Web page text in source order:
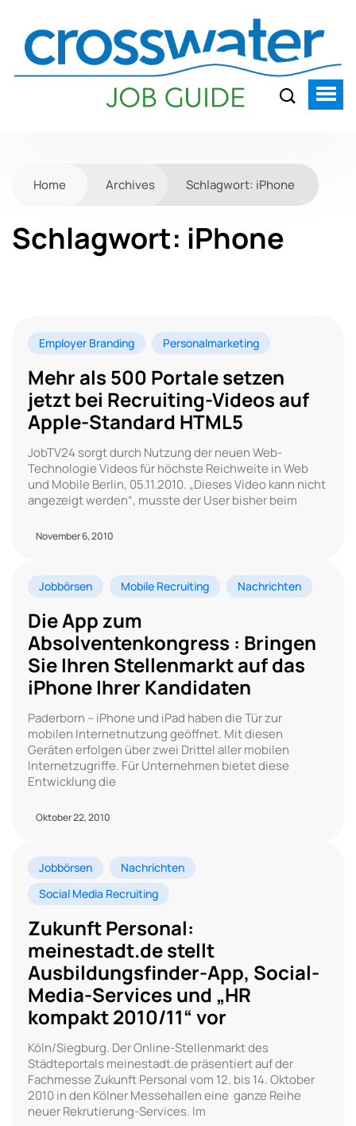
Home Archives Schlagwort: iPhone
Schlagwort: iPhone
Employer Branding Personalmarketing
Mehr als 500 Portale setzen
jetzt bei Recruiting-Videos auf
Apple-Standard HTML5
JobTV24 sorgt durch Nutzung der neuen Web-
Technologie Videos für höchste Reichweite in Web
und Mobile Berlin, 05.11.2010. „Dieses Video kann nicht
angezeigt werden“, musste der User bisher beim
November 6, 2010
Jobbörsen Mobile Recruiting Nachrichten
Die App zum
Absolventenkongress : Bringen
Sie Ihren Stellenmarkt auf das
iPhone Ihrer Kandidaten
Paderborn – iPhone und iPad haben die Tür zur
mobilen Internetnutzung geöffnet. Mit diesen
Geräten erfolgen über zwei Drittel aller mobilen
Internetzugriffe. Für Unternehmen bietet diese
Entwicklung die
Oktober 22, 2010
Jobbörsen
Nachrichten
Social Media Recruiting
Zukunft Personal:
meinestadt.de stellt
Ausbildungsfinder-App, Social-
Media-Services und „HR
kompakt 2010/11“ vor
Köln/Siegburg. Der Online-Stellenmarkt des
Städteportals meinestadt.de präsentiert auf der
Fachmesse Zukunft Personal vom 12. bis 14. Oktober
2010 in den Kölner Messehallen eine ganze Reihe
neuer Rekrutierung-Services. Im